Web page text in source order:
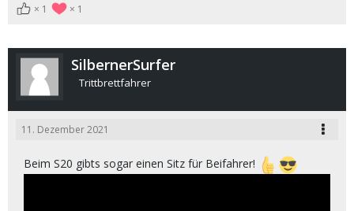
1 1
SilbernerSurfer
Trittbrettfahrer
11. Dezember 2021
Beim S20 gibts sogar einen Sitz für Beifahrer!